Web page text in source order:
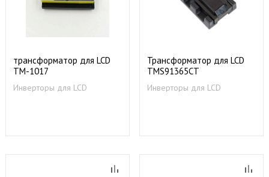
трансформатор для LCD
TM-1017
Инверторы для LCD
Трансформатор для LCD
TMS91365CT
Инверторы для LCD